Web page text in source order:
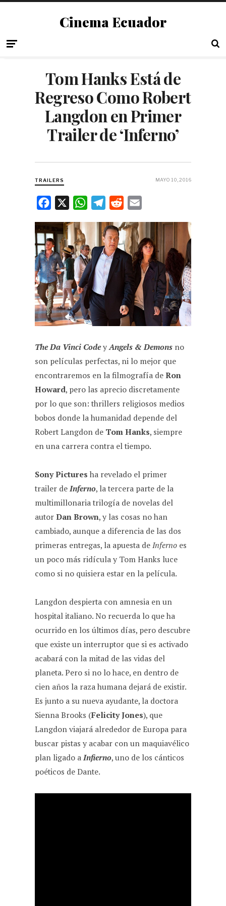
Cinema Ecuador
Tom Hanks Está de
Regreso Como Robert
Langdon en Primer
Trailer de ‘Inferno’
TRAILERS MAYO 10, 2016
c
e
b
o
o
k
W
t
s
A
p
p
T
l
e
g
r
a
d
d
i
t
i
l
The Da Vinci CodeyAngels & Demons no
son películas perfectas, ni lo mejor que
encontraremos en la filmografía deRon
Howard, pero las aprecio discretamente
por lo que son: thrillers religiosos medios
bobos donde la humanidad depende del
Robert Langdon de Tom Hanks, siempre
en una carrera contra el tiempo.
Sony Pictures ha revelado el primer
trailer deInferno, la tercera parte de la
multimillonaria trilogía de novelas del
autorDan Brown, y las cosas no han
cambiado, aunque a diferencia de las dos
primeras entregas, la apuesta deInferno es
un poco más ridícula y Tom Hanks luce
como si no quisiera estar en la película.
Langdon despierta con amnesia en un
hospital italiano. No recuerda lo que ha
ocurrido en los últimos días, pero descubre
que existe un interruptor que si es activado
acabará con la mitad de las vidas del
planeta. Pero si no lo hace, en dentro de
cien años la raza humana dejará de existir.
Es junto a su nueva ayudante, la doctora
Sienna Brooks (Felicity Jones), que
Langdon viajará alrededor de Europa para
buscar pistas y acabar con un maquiavélico
plan ligado aInfierno, uno de los cánticos
poéticos de Dante.